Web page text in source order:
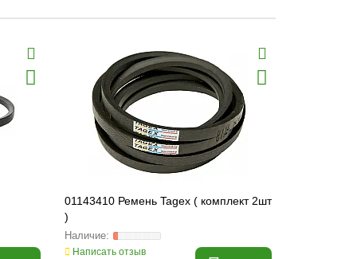
01143410 Ремень Tagex ( комплект 2шт
)
Написать отзыв